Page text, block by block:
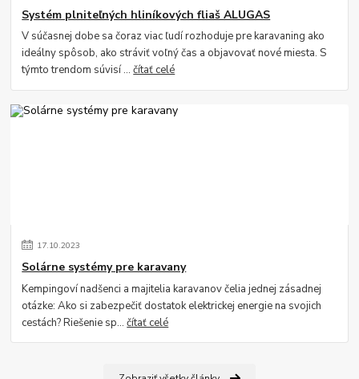
Systém plniteľných hliníkových fliaš ALUGAS
V súčasnej dobe sa čoraz viac ľudí rozhoduje pre karavaning ako
ideálny spôsob, ako stráviť voľný čas a objavovať nové miesta. S
týmto trendom súvisí ...čítať celé
17.10.2023
Solárne systémy pre karavany
Kempingoví nadšenci a majitelia karavanov čelia jednej zásadnej
otázke: Ako si zabezpečiť dostatok elektrickej energie na svojich
cestách? Riešenie sp...čítať celé